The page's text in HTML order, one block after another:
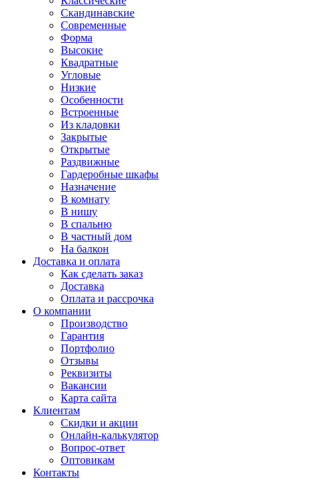
Скандинавские
Современные
Форма
Высокие
Квадратные
Угловые
Низкие
Особенности
Встроенные
Из кладовки
Закрытые
Открытые
Раздвижные
Гардеробные шкафы
Назначение
В комнату
В нишу
В спальню
В частный дом
На балкон
Доставка и оплата
Как сделать заказ
Доставка
Оплата и рассрочка
О компании
Производство
Гарантия
Портфолио
Отзывы
Реквизиты
Вакансии
Карта сайта
Клиентам
Скидки и акции
Онлайн-калькулятор
Вопрос-ответ
Оптовикам
Контакты